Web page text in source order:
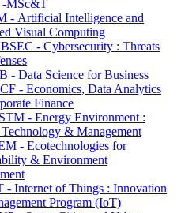
-MSc&T
- Artificial Intelligence and
Visual Computing
- Cybersecurity : Threats
- Data Science for Business
- Economics, Data Analytics
Finance
- Energy Environment :
Technology & Management
- Ecotechnologies for
& Environment
- Internet of Things : Innovation
Program (IoT)